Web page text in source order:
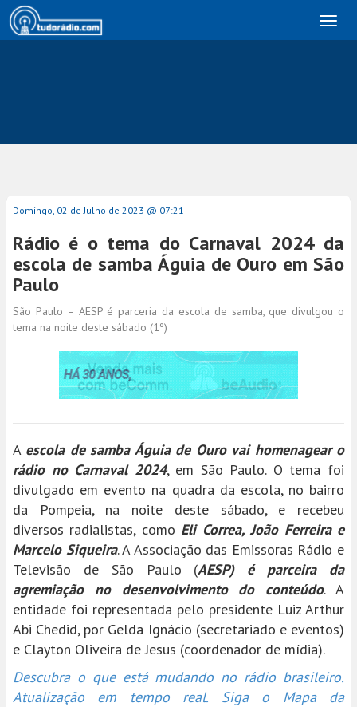
Domingo, 02 de Julho de 2023 @ 07:21
Rádio é o tema do Carnaval 2024 da
escola de samba Águia de Ouro em São
Paulo
São Paulo – AESP é parceria da escola de samba, que divulgou o
tema na noite deste sábado (1º)
A escola de samba Águia de Ouro vai homenagear o
rádio no Carnaval 2024, em São Paulo. O tema foi
divulgado em evento na quadra da escola, no bairro
da Pompeia, na noite deste sábado, e recebeu
diversos radialistas, como Eli Correa, João Ferreira e
Marcelo Siqueira. A Associação das Emissoras Rádio e
Televisão de São Paulo (AESP) é parceira da
agremiação no desenvolvimento do conteúdo. A
entidade foi representada pelo presidente Luiz Arthur
Abi Chedid, por Gelda Ignácio (secretariado e eventos)
e Clayton Oliveira de Jesus (coordenador de mídia).
Descubra o que está mudando no rádio brasileiro.
Atualização em tempo real. Siga o Mapa da